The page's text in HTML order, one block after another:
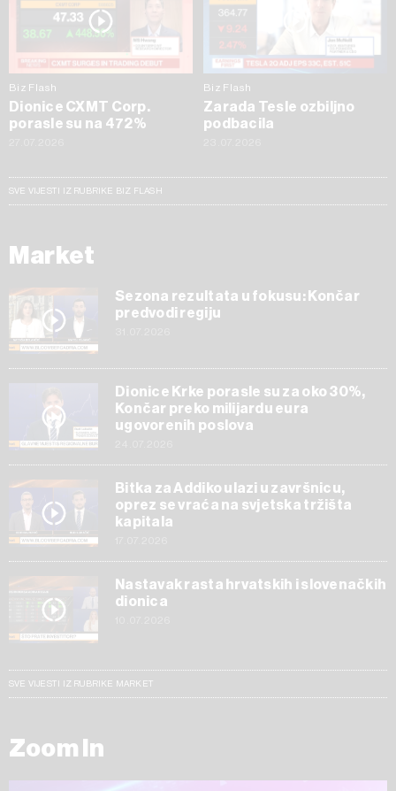
Biz Flash
Dionice CXMT Corp.
porasle su na 472%
Biz Flash
Zarada Tesle ozbiljno
podbacila
SVE VIJESTI IZ RUBRIKE BIZ FLASH
Market
Sezona rezultata u fokusu: Končar
predvodi regiju
Dionice Krke porasle su za oko 30%,
Končar preko milijardu eura
ugovorenih poslova
Bitka za Addiko ulazi u završnicu,
oprez se vraća na svjetska tržišta
kapitala
Nastavak rasta hrvatskih i slovenačkih
dionica
SVE VIJESTI IZ RUBRIKE MARKET
Zoom In